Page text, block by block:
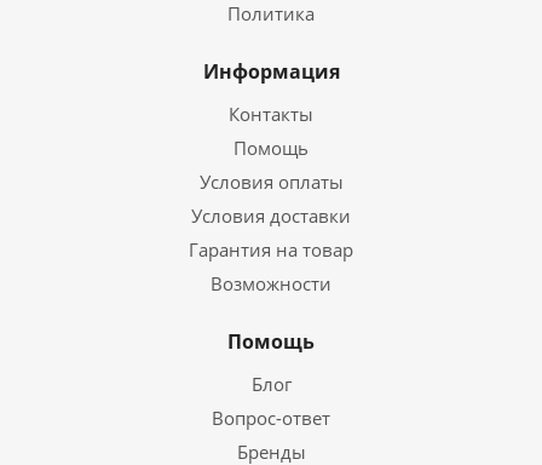
Политика
Информация
Контакты
Помощь
Условия оплаты
Условия доставки
Гарантия на товар
Возможности
Помощь
Блог
Вопрос-ответ
Бренды